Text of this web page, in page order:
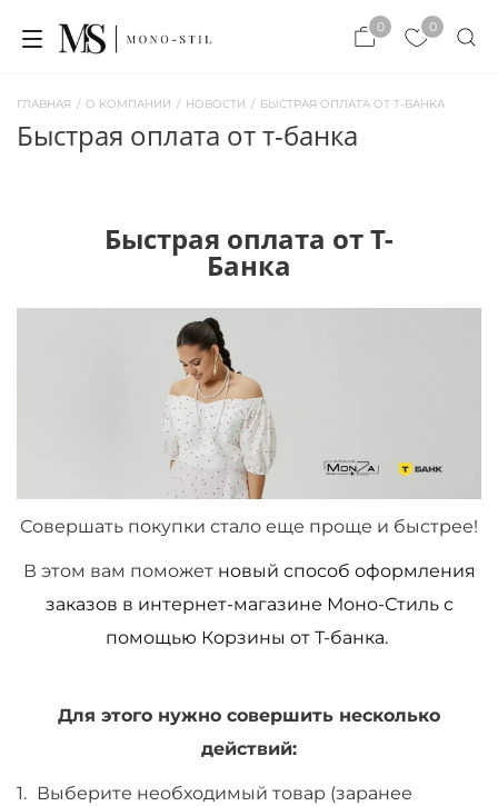
0
0
ЗАКРЫТЬ ×
×
ГЛАВНАЯ / О КОМПАНИИ / НОВОСТИ / БЫСТРАЯ ОПЛАТА ОТ Т-БАНКА
быстрая оплата от т-банка
Быстрая оплата от Т-
Банка
Совершать покупки стало еще проще и быстрее!
В этом вам поможет новый способ оформления
заказов в интернет-магазине Моно-Стиль с
помощью Корзины от Т-банка.
Для этого нужно совершить несколько
действий:
Выберите необходимый товар (заранее